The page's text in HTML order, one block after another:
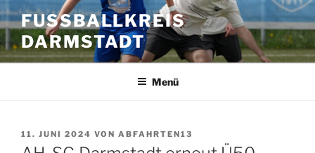
Zum
Inhalt
springen
FUSSBALLKREIS D
ARMSTADT
Menü
VERÖFFENTLICHT
AM
11. JUNI 2024 VON ABFAHRTEN13